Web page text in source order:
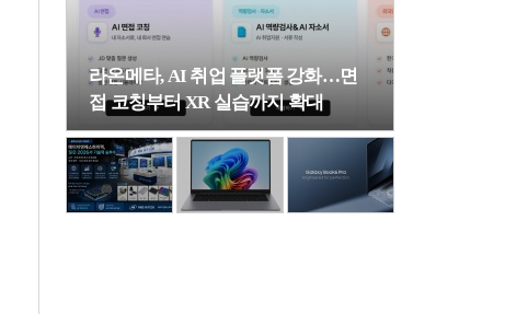
라온메타, AI 취업 플랫폼 강화…면
접 코칭부터 XR 실습까지 확대